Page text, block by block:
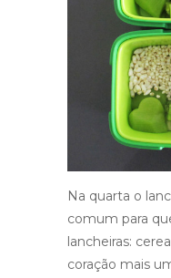
Na quarta o
comum para
lancheiras:
coração mais